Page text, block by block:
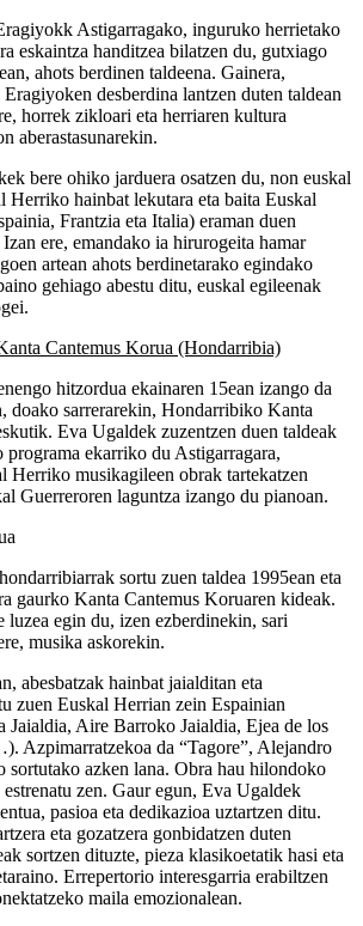
Astigarragako, inguruko herrietako
eskaintza handitzea bilatzen du, gutxiago
ahots berdinen taldeena. Gainera,
desberdina lantzen duten taldean
horrek zikloari eta herriaren kultura
aberastasunarekin.
bere ohiko jarduera osatzen du, non euskal
Herriko hainbat lekutara eta baita Euskal
Frantzia eta Italia) eraman duen
ere, emandako ia hirurogeita hamar
artean ahots berdinetarako egindako
gehiago abestu ditu, euskal egileenak
Cantemus Korua (Hondarribia)
hitzordua ekainaren 15ean izango da
doako sarrerarekin, Hondarribiko Kanta
Eva Ugaldek zuzentzen duen taldeak
programa ekarriko du Astigarragara,
Herriko musikagileen obrak tartekatzen
Guerreroren laguntza izango du pianoan.
sortu zuen taldea 1995ean eta
gaurko Kanta Cantemus Koruaren kideak.
luzea egin du, izen ezberdinekin, sari
musika askorekin.
abesbatzak hainbat jaialditan eta
zuen Euskal Herrian zein Espainian
Jaialdia, Aire Barroko Jaialdia, Ejea de los
Azpimarratzekoa da “Tagore”, Alejandro
sortutako azken lana. Obra hau hilondoko
zen. Gaur egun, Eva Ugaldek
pasioa eta dedikazioa uztartzen ditu.
eta gozatzera gonbidatzen duten
sortzen dituzte, pieza klasikoetatik hasi eta
Errepertorio interesgarria erabiltzen
maila emozionalean.